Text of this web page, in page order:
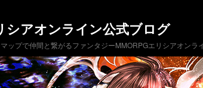
シアオンライン公式ブログ
ップで仲間と繋がるファンタジーMMORPGエリシアオンラ